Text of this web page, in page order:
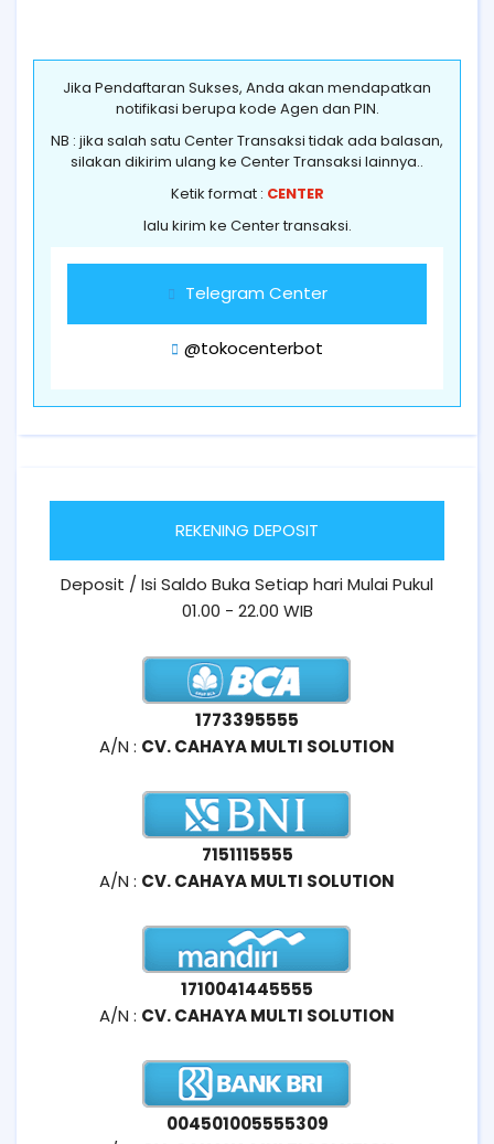
Jika Pendaftaran Sukses, Anda akan mendapatkan
notifikasi berupa kode Agen dan PIN.
NB : jika salah satu Center Transaksi tidak ada balasan,
silakan dikirim ulang ke Center Transaksi lainnya..
Ketik format : CENTER
lalu kirim ke Center transaksi.
Telegram Center
@tokocenterbot
REKENING DEPOSIT
Deposit / Isi Saldo Buka Setiap hari Mulai Pukul
01.00 - 22.00 WIB
1773395555
A/N : CV. CAHAYA MULTI SOLUTION
7151115555
A/N : CV. CAHAYA MULTI SOLUTION
1710041445555
A/N : CV. CAHAYA MULTI SOLUTION
004501005555309